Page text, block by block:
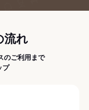
流れ
のご利用まで
プ